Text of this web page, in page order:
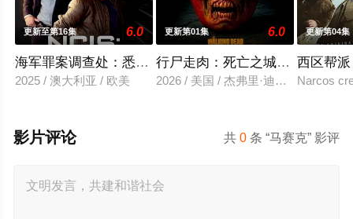
更新至第16集 6.0
海军罪案调查处：悉尼第三季
2025 / 澳大利亚 / 欧美
更新第01集 6.0
行尸走肉：死亡之城 第三季
2026 / 美国 / 杰弗里·迪恩·摩根,劳伦·
更新第04集
西区帮派
Narcos
共0 条 “马赛克” 影评
影片评论